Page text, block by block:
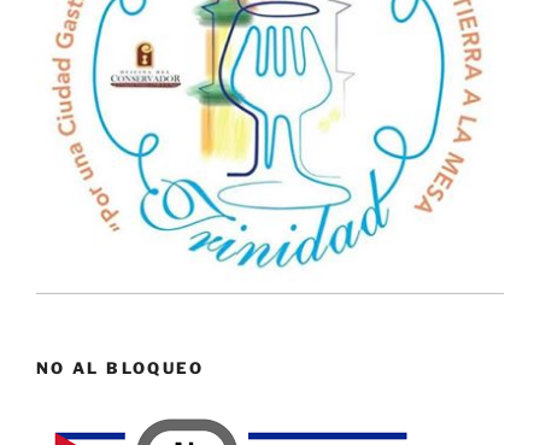
NO AL BLOQUEO